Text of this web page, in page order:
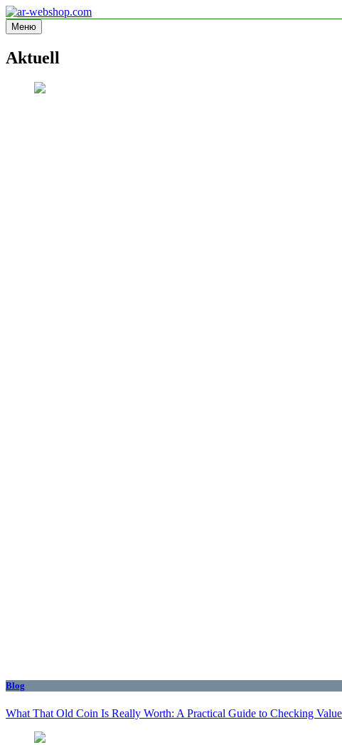
Перейти
к
содержимому
ar-webshop.com
Informationsseite
Меню
Aktuell
Blog
What That Old Coin Is Really Worth: A Practical Guide to Checking Value